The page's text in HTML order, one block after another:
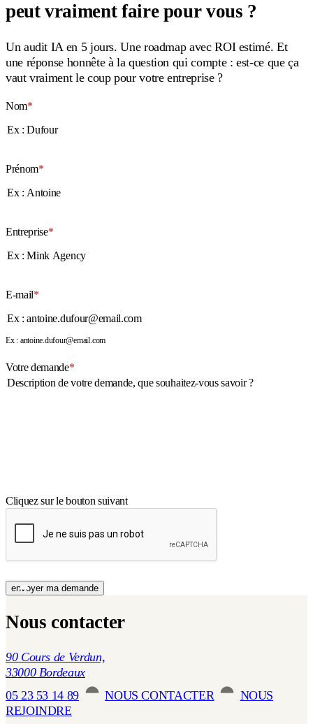
peut vraiment faire pour vous ?
Un audit IA en 5 jours. Une roadmap avec ROI estimé. Et
une réponse honnête à la question qui compte : est-ce que ça
vaut vraiment le coup pour votre entreprise ?
Nom*
Prénom*
Entreprise*
E-mail*
Ex : antoine.dufour@email.com
Votre demande*
Cliquez sur le bouton suivant
Nous contacter
90 Cours de Verdun,
33000 Bordeaux
05 23 53 14 89
NOUS CONTACTER
NOUS
REJOINDRE